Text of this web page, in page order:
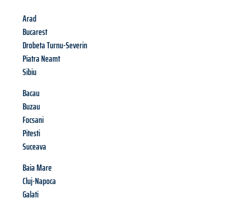
Arad
Bucarest
Drobeta Turnu-Severin
Piatra Neamt
Sibiu
Bacau
Buzau
Focsani
Pitesti
Suceava
Baia Mare
Cluj-Napoca
Galati